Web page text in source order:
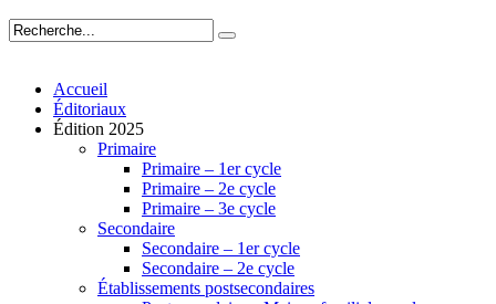
Accueil
Éditoriaux
Édition 2025
Primaire
Primaire – 1er cycle
Primaire – 2e cycle
Primaire – 3e cycle
Secondaire
Secondaire – 1er cycle
Secondaire – 2e cycle
Établissements postsecondaires